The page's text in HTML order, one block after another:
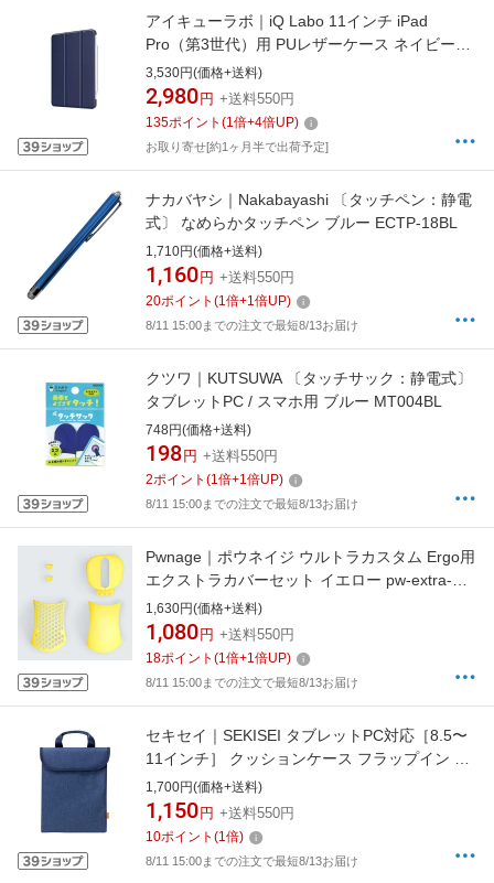
アイキューラボ｜iQ Labo 11インチ iPad
Pro（第3世代）用 PUレザーケース ネイビー
IQ-IP1121L-NV
3,530円(価格+送料)
2,980 円 +送料550円
135ポイント (1倍+4倍UP)
お取り寄せ[約1ヶ月半で出荷予定]
ナカバヤシ｜Nakabayashi 〔タッチペン：静電
式〕 なめらかタッチペン ブルー ECTP-18BL
1,710円(価格+送料)
1,160 円 +送料550円
20ポイント (1倍+1倍UP)
8/11 15:00までの注文で最短8/13お届け
クツワ｜KUTSUWA 〔タッチサック：静電式〕
タブレットPC / スマホ用 ブルー MT004BL
748円(価格+送料)
198 円 +送料550円
2ポイント (1倍+1倍UP)
8/11 15:00までの注文で最短8/13お届け
Pwnage｜ポウネイジ ウルトラカスタム Ergo用
エクストラカバーセット イエロー pw-extra-
cover-sets-yellow
1,630円(価格+送料)
1,080 円 +送料550円
18ポイント (1倍+1倍UP)
8/11 15:00までの注文で最短8/13お届け
セキセイ｜SEKISEI タブレットPC対応［8.5〜
11インチ］ クッションケース フラップイン S
サイズ ネイビー AZ-5509-15
1,700円(価格+送料)
1,150 円 +送料550円
10ポイント (1倍)
8/11 15:00までの注文で最短8/13お届け